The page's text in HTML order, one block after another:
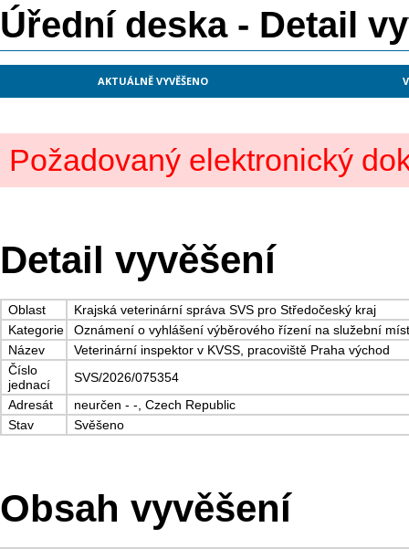
Úřední deska - Detail
AKTUÁLNĚ VYVĚŠENO
Požadovaný elektronický
Detail vyvěšení
Oblast
Krajská veterinární správa SVS pro Středočeský kraj
Kategorie
Oznámení o vyhlášení výběrového řízení na služební
Název
Veterinární inspektor v KVSS, pracoviště Praha východ
Číslo
jednací
SVS/2026/075354
Adresát
neurčen - -, Czech Republic
Stav
Svěšeno
Obsah vyvěšení